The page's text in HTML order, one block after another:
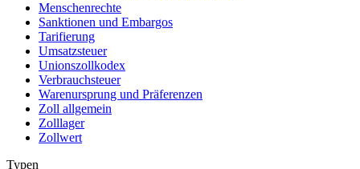
Menschenrechte
Sanktionen und Embargos
Tarifierung
Umsatzsteuer
Unionszollkodex
Verbrauchsteuer
Warenursprung und Präferenzen
Zoll allgemein
Zolllager
Zollwert
Typen